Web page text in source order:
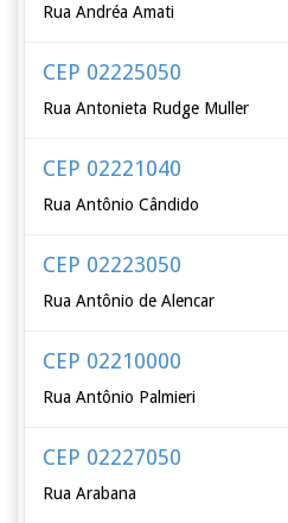
Rua Andréa Amati
CEP 02225050
Rua Antonieta Rudge Muller
CEP 02221040
Rua Antônio Cândido
CEP 02223050
Rua Antônio de Alencar
CEP 02210000
Rua Antônio Palmieri
CEP 02227050
Rua Arabana